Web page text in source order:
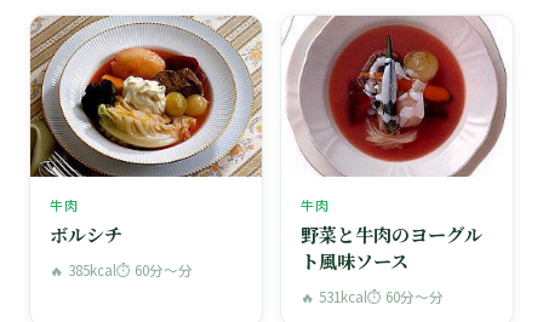
牛肉
ボルシチ
🔥 385kcal⏱ 60分〜分
牛肉
野菜と牛肉のヨーグル
ト風味ソース
🔥 531kcal⏱ 60分〜分